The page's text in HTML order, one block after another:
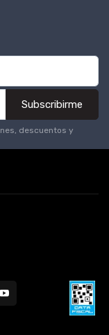
Subscribirme
descuentos y